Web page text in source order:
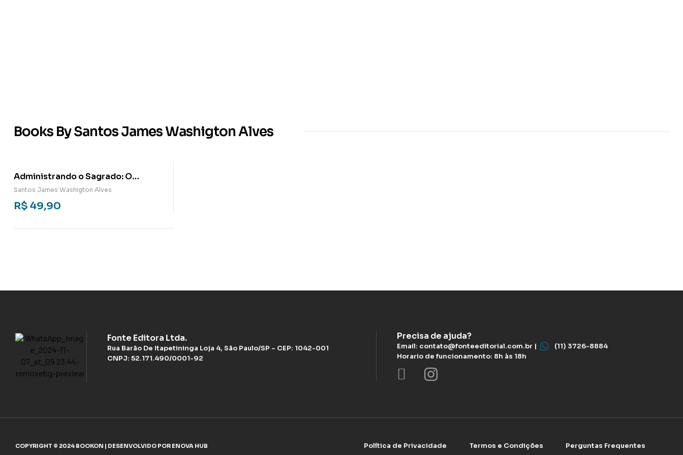
Books By Santos James Washigton Alves
Administrando o Sagrado: O
Trabalho e o Mercado Religioso
Santos James Washigton Alves
R$ 49,90
Fonte Editora Ltda.
Rua Barão De Itapetininga Loja 4, São Paulo/SP – CEP: 1042-001
CNPJ: 52.171.490/0001-92
Precisa de ajuda?
Email: contato@fonteeditorial.com.br |
(11) 3726-8884
Horario de funcionamento: 8h às 18h
COPYRIGHT © 2024 BOOKON | DESENVOLVIDO POR ENOVA HUB Política de Privacidade Termos e Condições Perguntas Frequentes